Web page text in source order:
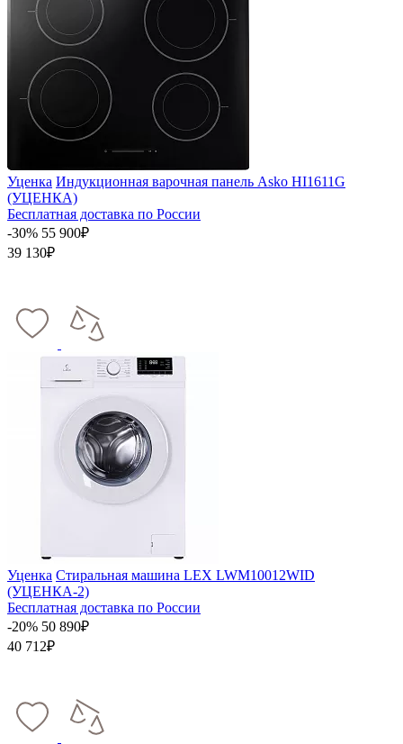
Уценка Индукционная варочная панель Asko HI1611G
(УЦЕНКА)
Бесплатная доставка по России
-30% 55 900₽
39 130₽
Уценка Стиральная машина LEX LWM10012WID
(УЦЕНКА-2)
Бесплатная доставка по России
-20% 50 890₽
40 712₽